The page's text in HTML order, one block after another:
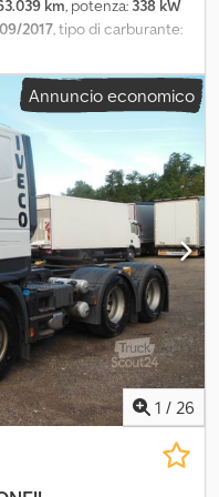
km, potenza: 338 kW
09/2017, tipo di carburante:
2017, *Il prezzo non
Vi invitiamo a verificare
Lodotruck s.r.l. declina
incongruenze
Dedpfx Asq
Annuncio economico
1 / 26